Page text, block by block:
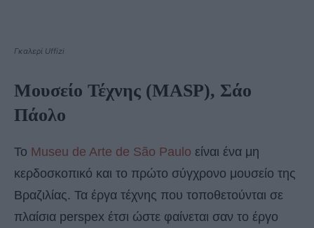
Γκαλερί Uffizi
Μουσείο Τέχνης (MASP), Σάο
Πάολο
Το Museu de Arte de São Paulo είναι ένα μη
κερδοσκοπικό και το πρώτο σύγχρονο μουσείο της
Βραζιλίας. Τα έργα τέχνης που τοποθετούνται σε
πλαίσια perspex έτσι ώστε φαίνεται σαν το έργο